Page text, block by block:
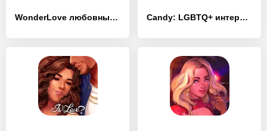
WonderLove любовные истории Candy: LGBTQ+ интерактивные любовные истории